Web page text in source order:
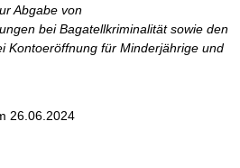
Abgabe von
bei Bagatellkriminalität sowie den
Kontoeröffnung für Minderjährige und
26.06.2024